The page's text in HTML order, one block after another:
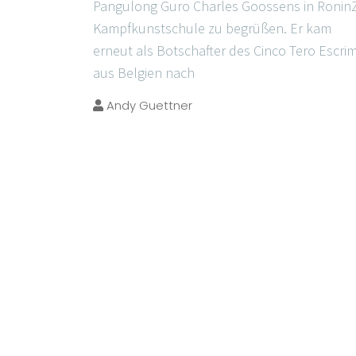
Pangulong Guro Charles Goossens in
Kampfkunstschule zu begrüßen. Er kam
erneut als Botschafter des Cinco Tero
aus Belgien nach
Andy Guettner